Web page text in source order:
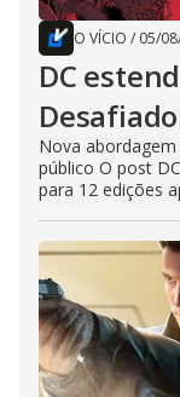
O VÍCIO / 05/
DC
Nova
público O post
para 12 edições